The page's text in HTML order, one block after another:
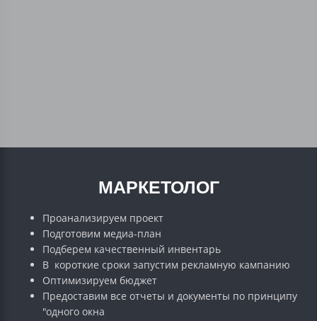
МАРКЕТОЛОГ
Проанализируем проект
Подготовим медиа-план
Подберем качественный инвентарь
В короткие сроки запустим рекламную кампанию
Оптимизируем бюджет
Предоставим все отчеты и документы по принципу
"одного окна